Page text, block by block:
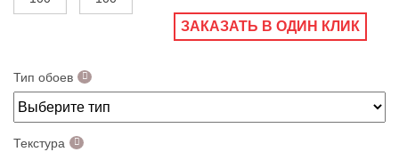
ЗАКАЗАТЬ В ОДИН КЛИК
Тип обоев
Текстура